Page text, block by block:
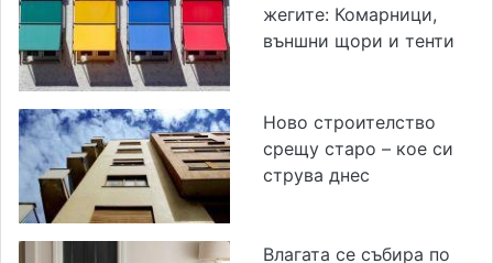
жегите: Комарници,
външни щори и тенти
Ново строителство
срещу старо – кое си
струва днес
Влагата се събира по